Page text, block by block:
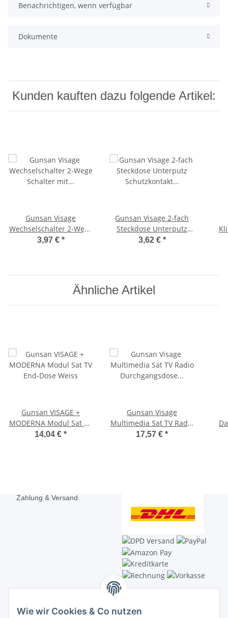
Benachrichtigen, wenn verfügbar
Dokumente
Kunden kauften dazu folgende Artikel:
Gunsan Visage
Wechselschalter 2-Wege
Schalter mit
3,97 € *
Gunsan Visage 2-fach
Steckdose Unterputz
Schutzkontakt Komplett
3,62 € *
Ähnliche Artikel
Gunsan VISAGE +
MODERNA Modul Sat TV
End-Dose Weiss
14,04 € *
Gunsan Visage
Multimedia Sat TV Radio
Durchgangsdose
17,57 € *
Zahlung & Versand
Wie wir Cookies & Co nutzen